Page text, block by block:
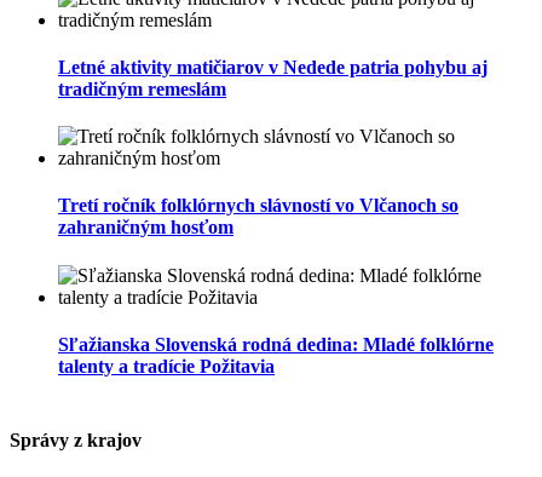
Letné aktivity matičiarov v Nedede patria pohybu aj
tradičným remeslám
Tretí ročník folklórnych slávností vo Vlčanoch so
zahraničným hosťom
Sľažianska Slovenská rodná dedina: Mladé folklórne
talenty a tradície Požitavia
Správy z krajov